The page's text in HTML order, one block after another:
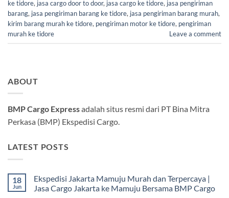
ke tidore, jasa cargo door to door, jasa cargo ke tidore, jasa pengiriman
barang, jasa pengiriman barang ke tidore, jasa pengiriman barang murah,
kirim barang murah ke tidore, pengiriman motor ke tidore, pengiriman
murah ke tidore
Leave a comment
ABOUT
BMP Cargo Expressadalah situs resmi dari PT Bina Mitra
Perkasa (BMP) Ekspedisi Cargo.
LATEST POSTS
18
Jun
Ekspedisi Jakarta Mamuju Murah dan Terpercaya |
Jasa Cargo Jakarta ke Mamuju Bersama BMP Cargo